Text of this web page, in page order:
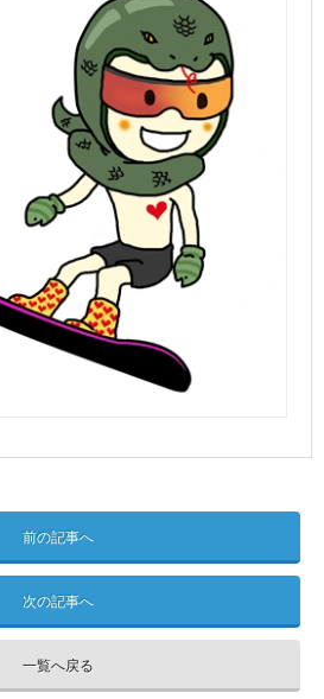
前の記事へ
次の記事へ
一覧へ戻る